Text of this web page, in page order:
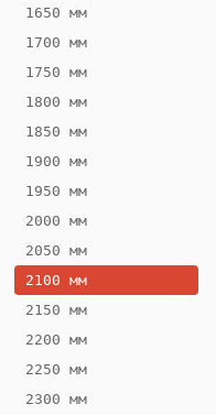
1650 мм
1700 мм
1750 мм
1800 мм
1850 мм
1900 мм
1950 мм
2000 мм
2050 мм
2100 мм
2150 мм
2200 мм
2250 мм
2300 мм